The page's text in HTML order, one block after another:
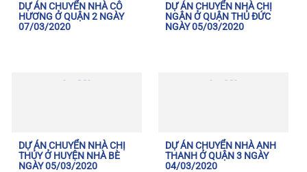
DỰ ÁN CHUYỂN NHÀ CÔ
HƯƠNG Ở QUẬN 2 NGÀY
07/03/2020
DỰ ÁN CHUYỂN NHÀ CHỊ
NGÂN Ở QUẬN THỦ ĐỨC
NGÀY 05/03/2020
DỰ ÁN CHUYỂN NHÀ CHỊ
THỦY Ở HUYỆN NHÀ BÈ
NGÀY 05/03/2020
DỰ ÁN CHUYỂN NHÀ ANH
THANH Ở QUẬN 3 NGÀY
04/03/2020